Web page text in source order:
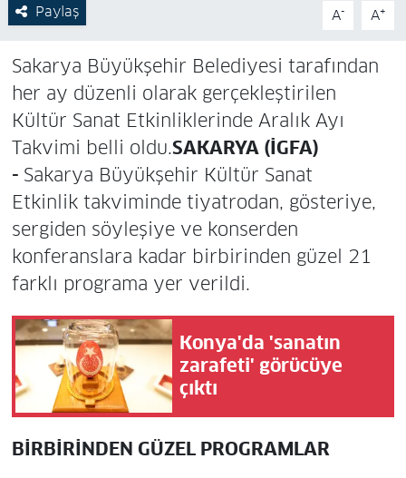
Paylaş A- A+
Sakarya Büyükşehir Belediyesi tarafından
her ay düzenli olarak gerçekleştirilen
Kültür Sanat Etkinliklerinde Aralık Ayı
Takvimi belli oldu.SAKARYA (İGFA)
- Sakarya Büyükşehir Kültür Sanat
Etkinlik takviminde tiyatrodan, gösteriye,
sergiden söyleşiye ve konserden
konferanslara kadar birbirinden güzel 21
farklı programa yer verildi.
Konya'da 'sanatın
zarafeti' görücüye
çıktı
BİRBİRİNDEN GÜZEL PROGRAMLAR